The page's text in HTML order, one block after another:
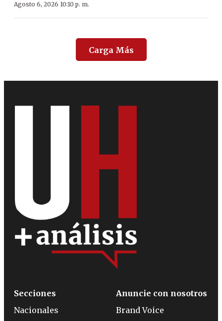
Agosto 6, 2026 10:10 p. m.
Carga Más
Secciones
Nacionales
Anuncie con nosotros
Brand Voice